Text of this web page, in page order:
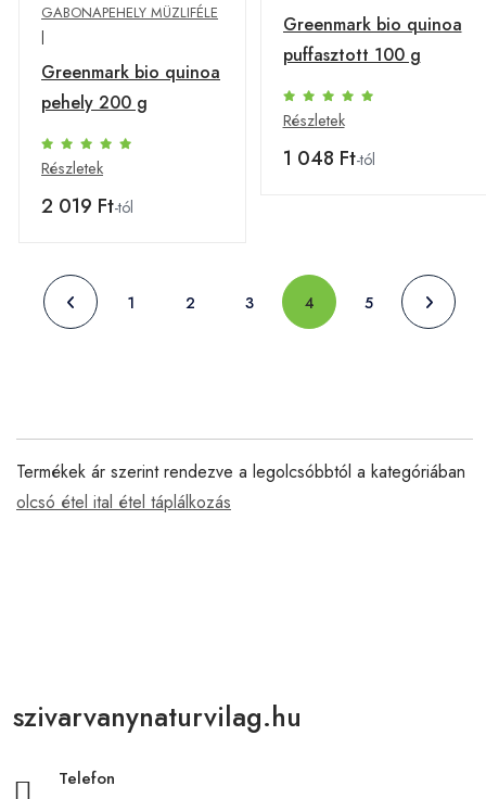
GABONAPEHELY MÜZLIFÉLE
|
Greenmark bio quinoa
pehely 200 g
Részletek
2 019 Ft-tól
Greenmark bio quinoa
puffasztott 100 g
Részletek
1 048 Ft-tól
1 2 3 4 5
Termékek ár szerint rendezve a legolcsóbbtól a kategóriában
olcsó étel ital étel táplálkozás
szivarvanynaturvilag.hu
Telefon